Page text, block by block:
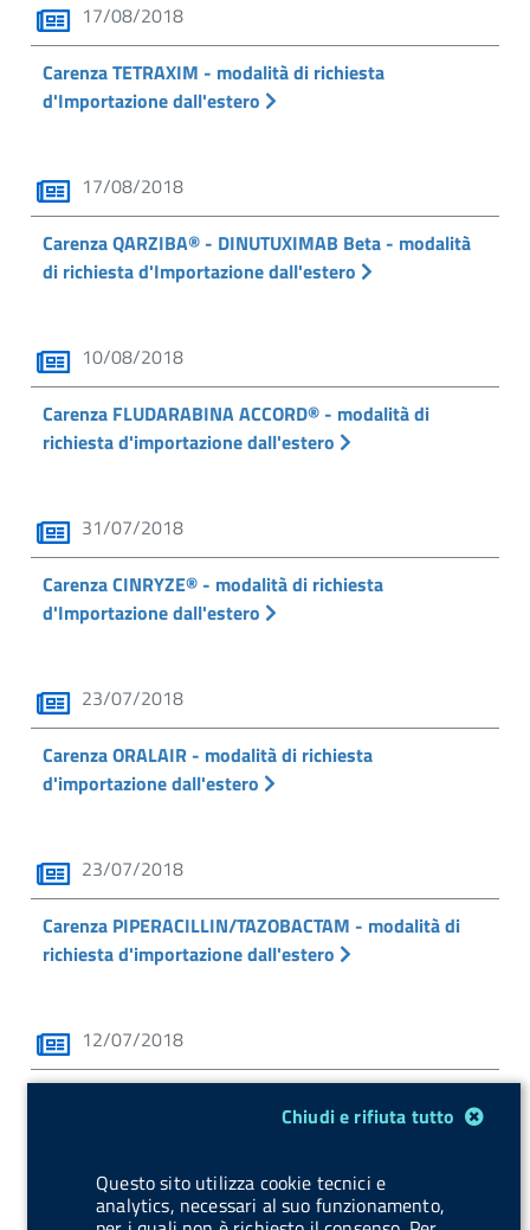
17/08/2018
Carenza TETRAXIM - modalità di richiesta
d'Importazione dall'estero
17/08/2018
Carenza QARZIBA® - DINUTUXIMAB Beta - modalità
di richiesta d'Importazione dall'estero
10/08/2018
Carenza FLUDARABINA ACCORD® - modalità di
richiesta d'importazione dall'estero
31/07/2018
Carenza CINRYZE® - modalità di richiesta
d'Importazione dall'estero
23/07/2018
Carenza ORALAIR - modalità di richiesta
d'importazione dall'estero
23/07/2018
Carenza PIPERACILLIN/TAZOBACTAM - modalità di
richiesta d'importazione dall'estero
12/07/2018
richiesta d'importazione dall'estero
02/07/2018
Chiudi e rifiuta tutto
Questo sito utilizza cookie tecnici e
analytics, necessari al suo funzionamento,